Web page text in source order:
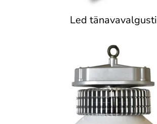
Led tänavavalgusti